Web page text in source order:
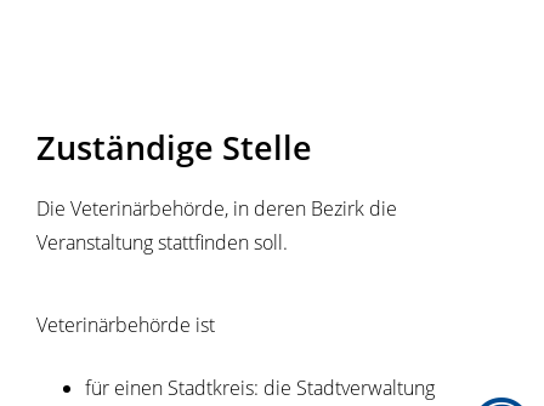
Zuständige Stelle
Die Veterinärbehörde, in deren Bezirk die
Veranstaltung stattfinden soll.
Veterinärbehörde ist
für einen Stadtkreis: die Stadtverwaltung